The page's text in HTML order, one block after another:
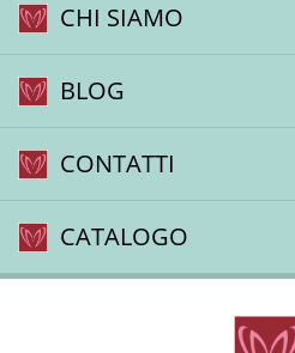
CHI SIAMO
BLOG
CONTATTI
CATALOGO